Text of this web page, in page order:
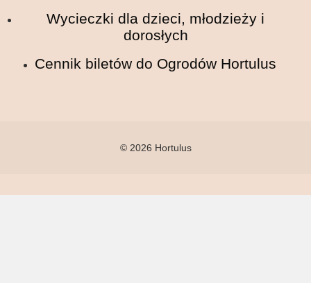
Wycieczki dla dzieci, młodzieży i
dorosłych
Cennik biletów do Ogrodów Hortulus
© 2026 Hortulus